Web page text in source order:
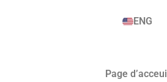
ENG
Page d’acceuil